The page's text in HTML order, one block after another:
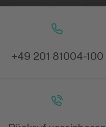
+49 201 81004-100